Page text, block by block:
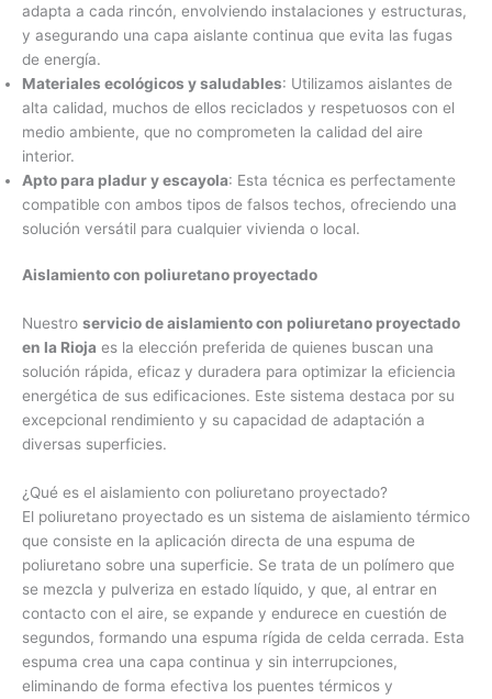
adapta a cada rincón, envolviendo instalaciones y estructuras,
y asegurando una capa aislante continua que evita las fugas
de energía.
Materiales ecológicos y saludables: Utilizamos aislantes de
alta calidad, muchos de ellos reciclados y respetuosos con el
medio ambiente, que no comprometen la calidad del aire
interior.
Apto para pladur y escayola: Esta técnica es perfectamente
compatible con ambos tipos de falsos techos, ofreciendo una
solución versátil para cualquier vivienda o local.
Aislamiento con poliuretano proyectado
Nuestro servicio de aislamiento con poliuretano proyectado
en la Rioja es la elección preferida de quienes buscan una
solución rápida, eficaz y duradera para optimizar la eficiencia
energética de sus edificaciones. Este sistema destaca por su
excepcional rendimiento y su capacidad de adaptación a
diversas superficies.
¿Qué es el aislamiento con poliuretano proyectado?
El poliuretano proyectado es un sistema de aislamiento térmico
que consiste en la aplicación directa de una espuma de
poliuretano sobre una superficie. Se trata de un polímero que
se mezcla y pulveriza en estado líquido, y que, al entrar en
contacto con el aire, se expande y endurece en cuestión de
segundos, formando una espuma rígida de celda cerrada. Esta
espuma crea una capa continua y sin interrupciones,
eliminando de forma efectiva los puentes térmicos y